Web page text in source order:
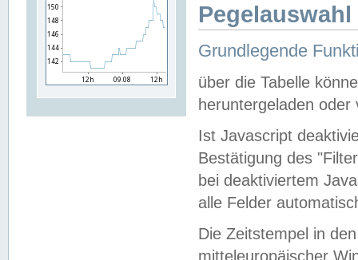
Grundlegende
über die Tabelle
heruntergeladen oder
Ist Javascript
Bestätigung des
bei deaktiviertem
alle Felder
Die Zeitstempel in
mitteleuropäischer